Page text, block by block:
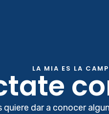
LA MIA ES LA
dar a conocer